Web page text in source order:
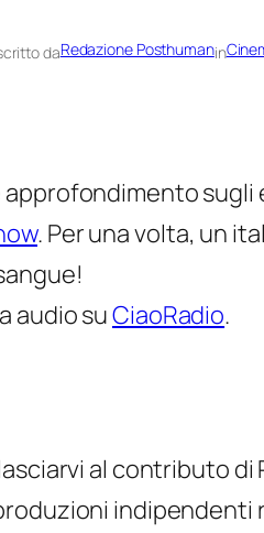
daRedazione Posthumanin
approfondimento
. Per una volta, un
audio suCiaoRadio.
al contributo
indipendenti